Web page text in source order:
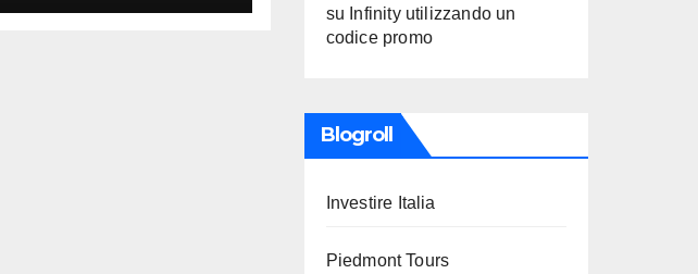
su Infinity utilizzando un
codice promo
Blogroll
Investire Italia
Piedmont Tours